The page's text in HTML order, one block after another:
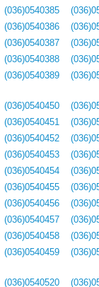
(036)0540385
(036)0540386
(036)0540387
(036)0540388
(036)0540389
(036)0540450
(036)0540451
(036)0540452
(036)0540453
(036)0540454
(036)0540455
(036)0540456
(036)0540457
(036)0540458
(036)0540459
(036)0540520